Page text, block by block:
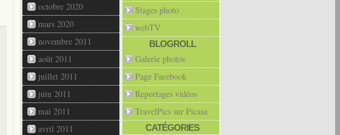
octobre 2020
mars 2020
novembre 2011
août 2011
juillet 2011
juin 2011
mai 2011
avril 2011
Stages photo
webTV
BLOGROLL
Galerie photos
Page Facebook
Reportages vidéos
TravelPics sur Picasa
CATÉGORIES